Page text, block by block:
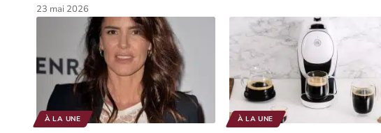
23 mai 2026
À LA UNE À LA UNE